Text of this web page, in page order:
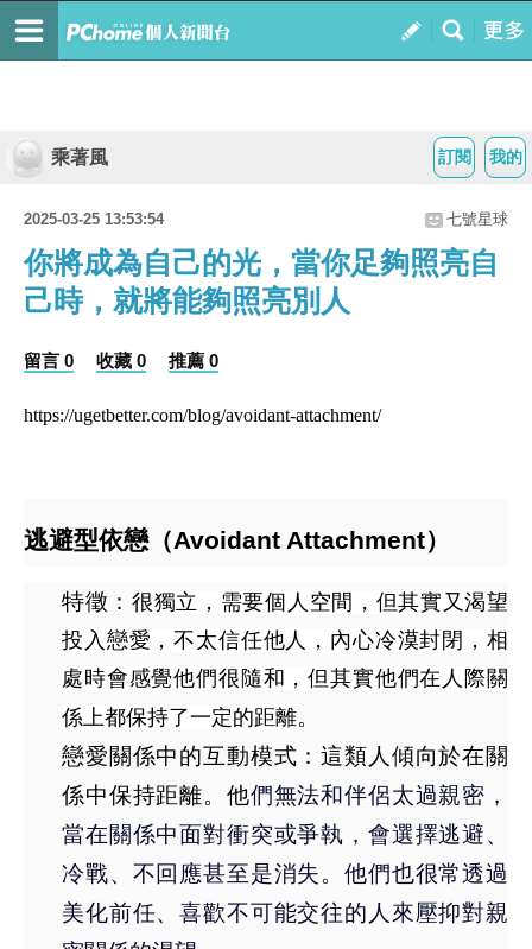
我的
訂閱
乘著風
2025-03-25 13:53:54 七號星球
你將成為自己的光，當你足夠照亮自
己時，就將能夠照亮別人
留言 0 收藏 0 推薦 0
https://ugetbetter.com/blog/avoidant-attachment/
逃避型依戀（Avoidant Attachment）
特徵：很獨立，需要個人空間，但其實又渴望
投入戀愛，不太信任他人，內心冷漠封閉，相
處時會感覺他們很隨和，但其實他們在人際關
係上都保持了一定的距離。
戀愛關係中的互動模式：這類人傾向於在關
係中保持距離。他們無法和伴侶太過親密，
當在關係中面對衝突或爭執，會選擇逃避、
冷戰、不回應甚至是消失。他們也很常透過
美化前任、喜歡不可能交往的人來壓抑對親